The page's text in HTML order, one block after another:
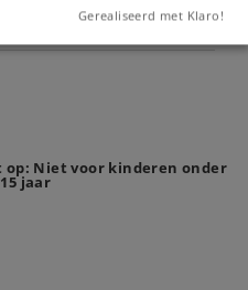
op: Niet voor kinderen onder
jaar
Gerealiseerd met Klaro!